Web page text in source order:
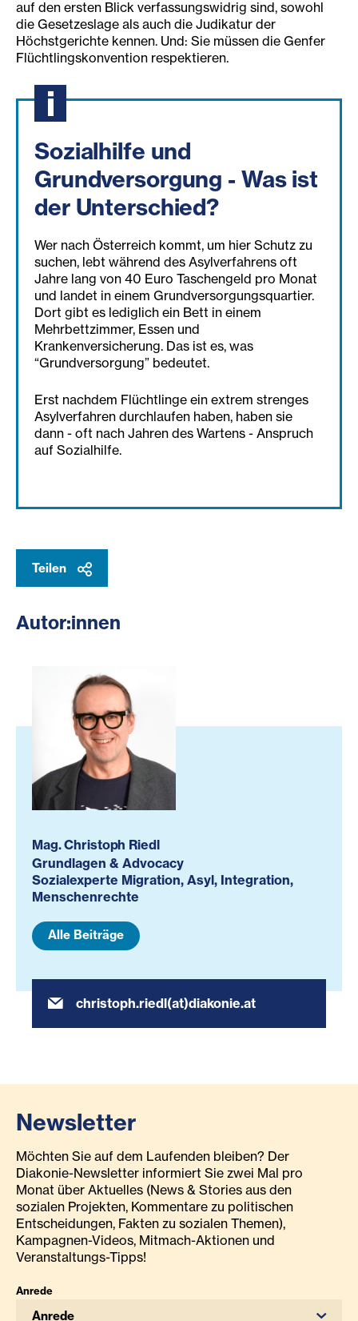
auf den ersten Blick verfassungswidrig sind, sowohl
die Gesetzeslage als auch die Judikatur der
Höchstgerichte kennen. Und: Sie müssen die Genfer
Flüchtlingskonvention respektieren.
Sozialhilfe und
Grundversorgung - Was ist
der Unterschied?
Wer nach Österreich kommt, um hier Schutz zu
suchen, lebt während des Asylverfahrens oft
Jahre lang von 40 Euro Taschengeld pro Monat
und landet in einem Grundversorgungsquartier.
Dort gibt es lediglich ein Bett in einem
Mehrbettzimmer, Essen und
Krankenversicherung. Das ist es, was
“Grundversorgung” bedeutet.
Erst nachdem Flüchtlinge ein extrem strenges
Asylverfahren durchlaufen haben, haben sie
dann - oft nach Jahren des Wartens - Anspruch
auf Sozialhilfe.
Teilen
Autor:innen
Mag. Christoph Riedl
Grundlagen & Advocacy
Sozialexperte Migration, Asyl, Integration,
Menschenrechte
Alle Beiträge
christoph.riedl(at)diakonie.at
Newsletter
Möchten Sie auf dem Laufenden bleiben? Der
Diakonie-Newsletter informiert Sie zwei Mal pro
Monat über Aktuelles (News & Stories aus den
sozialen Projekten, Kommentare zu politischen
Entscheidungen, Fakten zu sozialen Themen),
Kampagnen-Videos, Mitmach-Aktionen und
Veranstaltungs-Tipps!
Anrede
Anrede